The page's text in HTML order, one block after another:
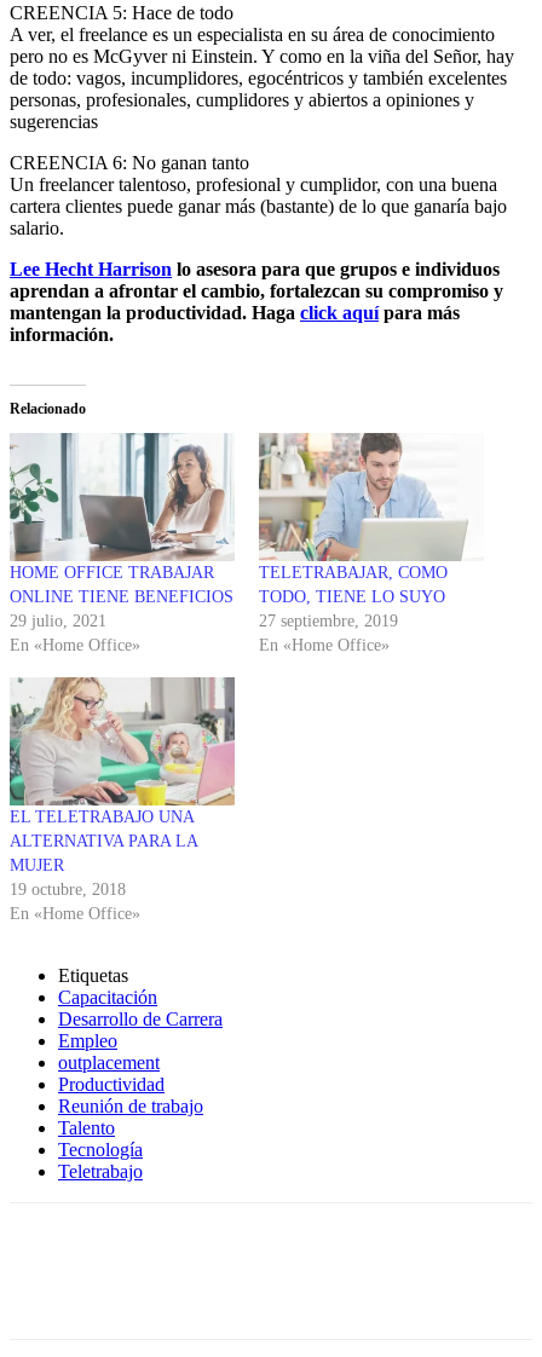
CREENCIA 5: Hace de todo
A ver, el freelance es un especialista en su área de conocimiento
pero no es McGyver ni Einstein. Y como en la viña del Señor, hay
de todo: vagos, incumplidores, egocéntricos y también excelentes
personas, profesionales, cumplidores y abiertos a opiniones y
sugerencias
CREENCIA 6: No ganan tanto
Un freelancer talentoso, profesional y cumplidor, con una buena
cartera clientes puede ganar más (bastante) de lo que ganaría bajo
salario.
Lee Hecht Harrison lo asesora para que grupos e individuos
aprendan a afrontar el cambio, fortalezcan su compromiso y
mantengan la productividad. Haga click aquípara más
información.
Relacionado
HOME OFFICE TRABAJAR
ONLINE TIENE BENEFICIOS
29 julio, 2021
En «Home Office»
TELETRABAJAR, COMO
TODO, TIENE LO SUYO
27 septiembre, 2019
En «Home Office»
EL TELETRABAJO UNA
ALTERNATIVA PARA LA
MUJER
19 octubre, 2018
En «Home Office»
Etiquetas
Capacitación
Desarrollo de Carrera
Empleo
outplacement
Productividad
Reunión de trabajo
Talento
Tecnología
Teletrabajo